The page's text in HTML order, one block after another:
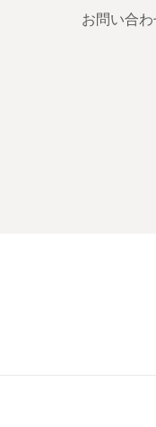
お問い合わ